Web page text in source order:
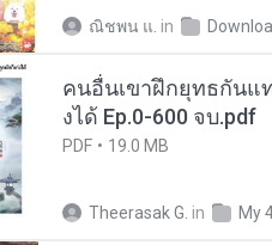
ณิชพน แ. in
คนอื่นเขาฝึกยุทธกันแ
งได้ Ep.0-600 จบ.pdf
PDF 19.0 MB
Theerasak G. in My